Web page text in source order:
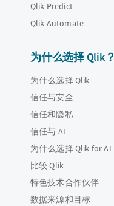
Qlik Predict
Qlik Automate
为什么选择 Qlik？
为什么选择 Qlik
信任与安全
信任和隐私
信任与 AI
为什么选择 Qlik for AI
比较 Qlik
特色技术合作伙伴
数据来源和目标